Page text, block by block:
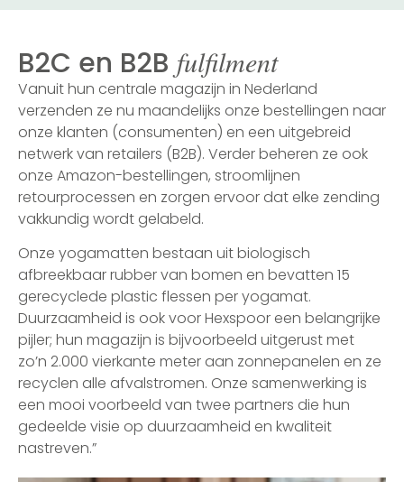
B2C en B2B fulfilment
Vanuit hun centrale magazijn in Nederland
verzenden ze nu maandelijks onze bestellingen naar
onze klanten (consumenten) en een uitgebreid
netwerk van retailers (B2B). Verder beheren ze ook
onze Amazon-bestellingen, stroomlijnen
retourprocessen en zorgen ervoor dat elke zending
vakkundig wordt gelabeld.
Onze yogamatten bestaan uit biologisch
afbreekbaar rubber van bomen en bevatten 15
gerecyclede plastic flessen per yogamat.
Duurzaamheid is ook voor Hexspoor een belangrijke
pijler; hun magazijn is bijvoorbeeld uitgerust met
zo’n 2.000 vierkante meter aan zonnepanelen en ze
recyclen alle afvalstromen. Onze samenwerking is
een mooi voorbeeld van twee partners die hun
gedeelde visie op duurzaamheid en kwaliteit
nastreven.”